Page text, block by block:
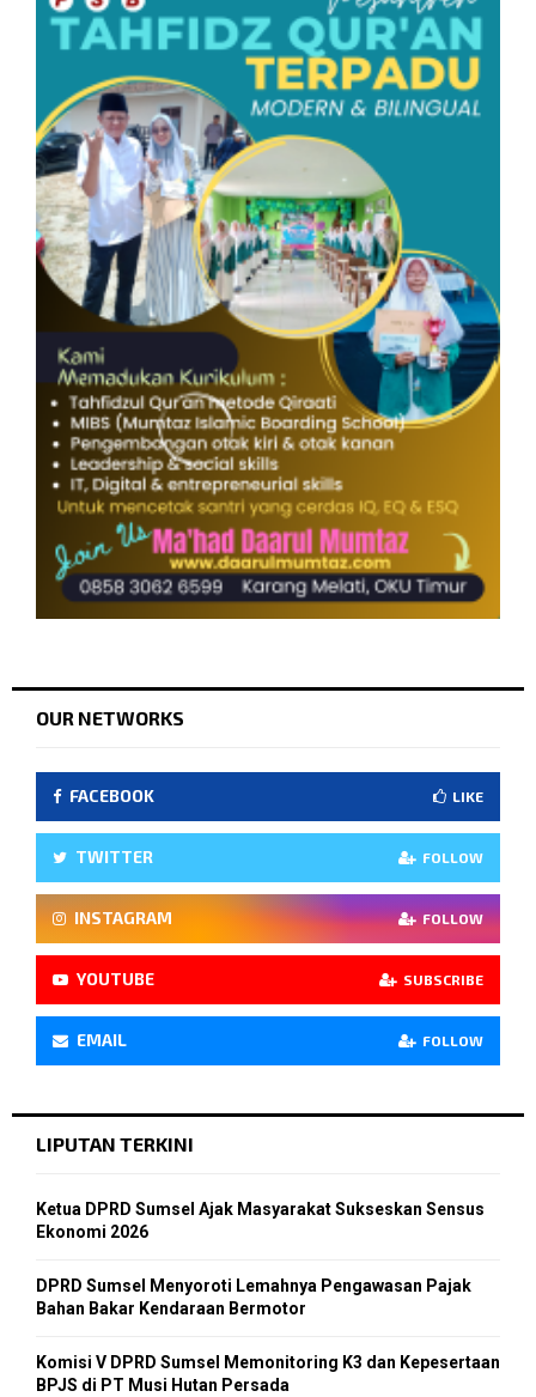
OUR NETWORKS
FACEBOOK LIKE
TWITTER FOLLOW
INSTAGRAM FOLLOW
YOUTUBE SUBSCRIBE
EMAIL FOLLOW
LIPUTAN TERKINI
Ketua DPRD Sumsel Ajak Masyarakat Sukseskan Sensus
Ekonomi 2026
DPRD Sumsel Menyoroti Lemahnya Pengawasan Pajak
Bahan Bakar Kendaraan Bermotor
Komisi V DPRD Sumsel Memonitoring K3 dan Kepesertaan
BPJS di PT Musi Hutan Persada